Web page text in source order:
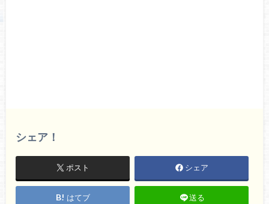
シェア！
ポスト シェア
はてブ 送る